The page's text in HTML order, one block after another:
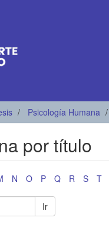
Psicología Humana
por título
N O P Q R S T
Ir